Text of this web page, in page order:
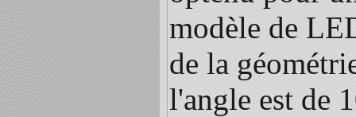
modèle de
de la
l'angle est de